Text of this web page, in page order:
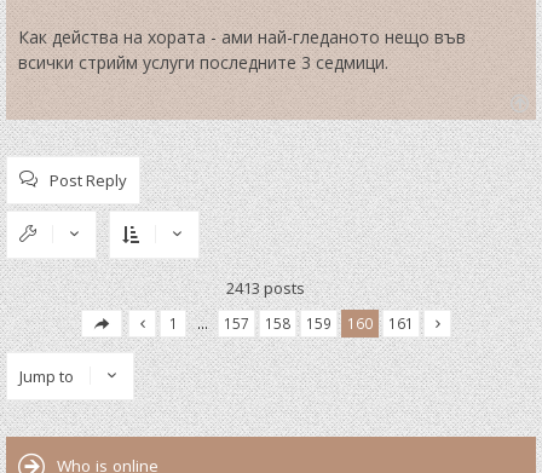
Как действа на хората - ами най-гледаното нещо във
всички стрийм услуги последните 3 седмици.
T
o
p
Post Reply
2413 posts
1 … 157 158 159 160 161
Jump to
Who is online